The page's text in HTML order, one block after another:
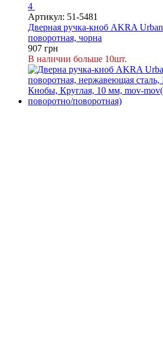
4
Артикул: 51-5481
Дверная ручка-кноб AKRA
поворотная, чорна
907 грн
В наличии больше 10шт.